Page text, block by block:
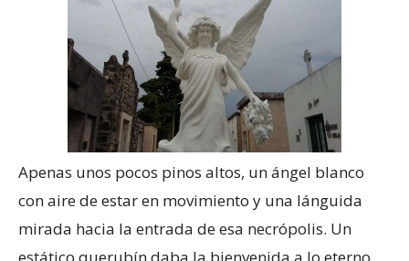
Apenas unos pocos pinos altos, un ángel blanco
con aire de estar en movimiento y una lánguida
mirada hacia la entrada de esa necrópolis. Un
estático querubín daba la bienvenida a lo eterno.